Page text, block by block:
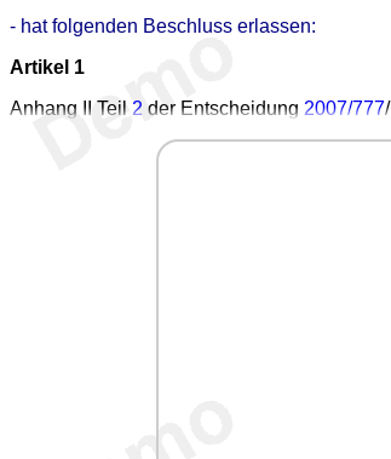
- hat folgenden Beschluss erlassen:
Artikel 1
Anhang II Teil 2 der Entscheidung 2007/777